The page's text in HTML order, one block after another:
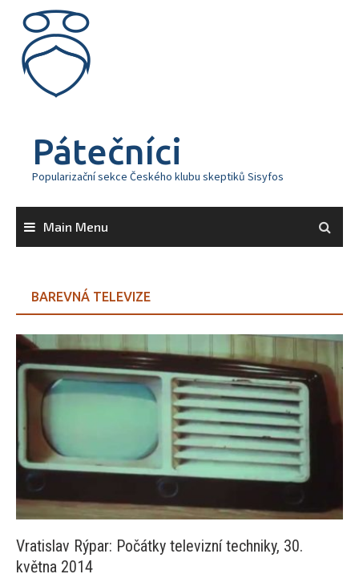
content
Pátečníci
Popularizační sekce Českého klubu skeptiků Sisyfos
Main Menu
BAREVNÁ TELEVIZE
Vratislav Rýpar: Počátky televizní techniky, 30.
května 2014